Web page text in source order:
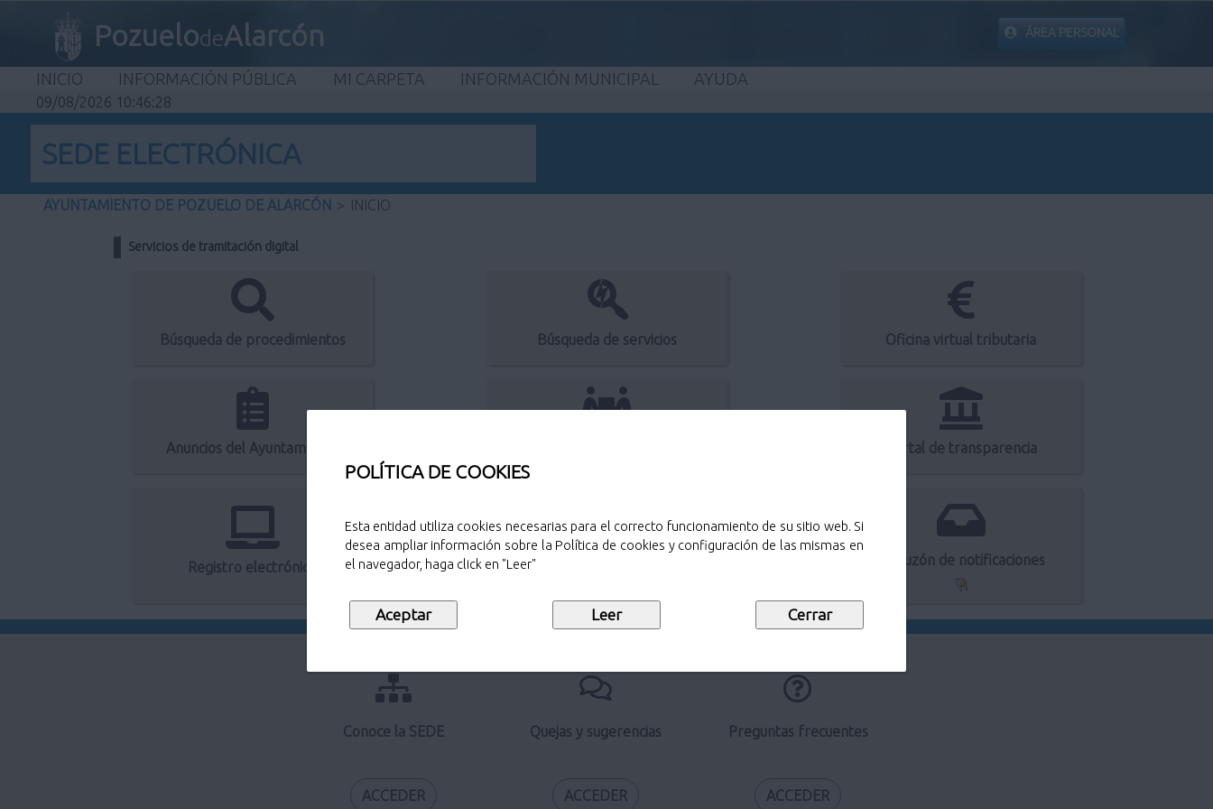
POLÍTICA DE COOKIES
Esta entidad utiliza cookies necesarias para el correcto funcionamiento de su sitio web. Si
desea ampliar información sobre la Política de cookies y configuración de las mismas en
el navegador, haga click en "Leer"
PozuelodeAlarcón ÁREA PERSONAL
INICIO INFORMACIÓN PÚBLICA MI CARPETA INFORMACIÓN MUNICIPAL AYUDA
09/08/2026 10:46:28
SEDE ELECTRÓNICA
AYUNTAMIENTO DE POZUELO DE ALARCÓN > INICIO
Servicios de tramitación digital
Búsqueda de procedimientos Búsqueda de servicios Oficina virtual tributaria
Anuncios del Ayuntamiento Portal de transparencia
Registro electrónico
Verificación de documentos
Mi buzón de notificaciones
Conoce la SEDE
ACCEDER
Quejas y sugerencias
ACCEDER
Preguntas frecuentes
ACCEDER